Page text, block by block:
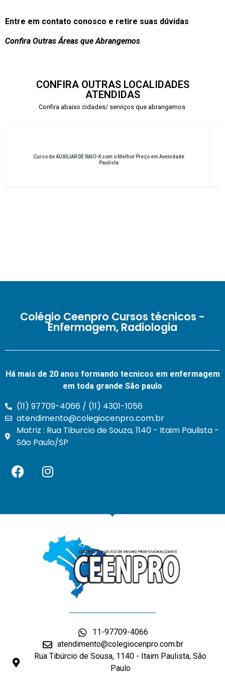
Entre em contato conosco e retire suas dúvidas
Confira Outras Áreas que Abrangemos
CONFIRA OUTRAS LOCALIDADES
ATENDIDAS
Confira abaixo cidades/ serviços que abrangemos
Curso de INSTRUMENTAÇÃO CIRÚRGICA com o Melhor Preço em
Osasco – Centro
Colégio Ceenpro Cursos técnicos -
Enfermagem, Radiologia
Há mais de 20 anos formando tecnicos em enfermagem
em toda grande São paulo
(11) 97709-4066 / (11) 4301-1056
atendimento@colegiocenpro.com.br
Matriz : Rua Tiburcio de Souza, 1140 - Itaim Paulista -
São Paulo/SP
11-97709-4066
atendimento@colegiocenpro.com.br
Rua Tibúrcio de Sousa, 1140 - Itaim Paulista, São
Paulo